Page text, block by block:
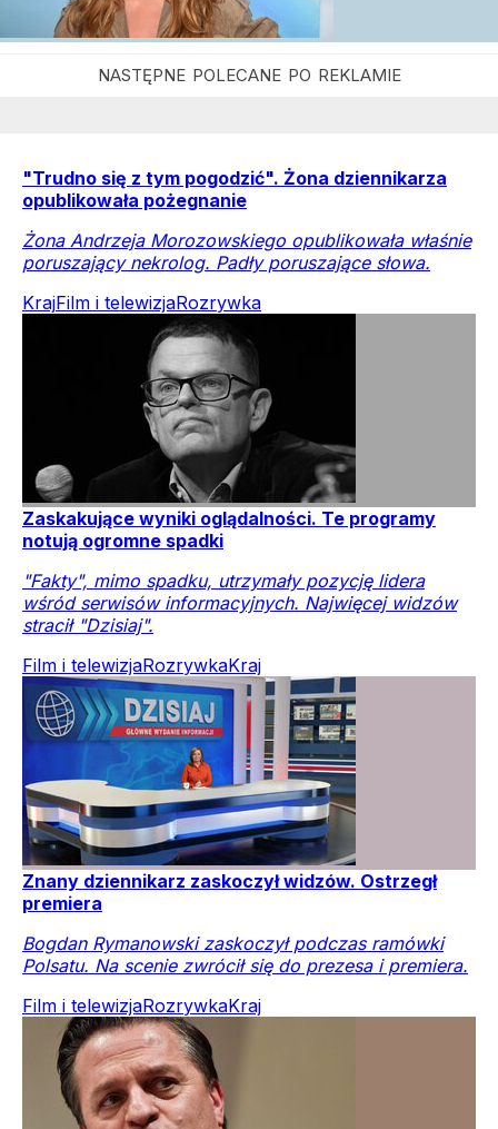
"Trudno się z tym pogodzić". Żona dziennikarza
opublikowała pożegnanie
Żona Andrzeja Morozowskiego opublikowała właśnie
poruszający nekrolog. Padły poruszające słowa.
KrajFilm i telewizjaRozrywka
Zaskakujące wyniki oglądalności. Te programy
notują ogromne spadki
"Fakty", mimo spadku, utrzymały pozycję lidera
wśród serwisów informacyjnych. Najwięcej widzów
stracił "Dzisiaj".
Film i telewizjaRozrywkaKraj
Znany dziennikarz zaskoczył widzów. Ostrzegł
premiera
Bogdan Rymanowski zaskoczył podczas ramówki
Polsatu. Na scenie zwrócił się do prezesa i premiera.
Film i telewizjaRozrywkaKraj